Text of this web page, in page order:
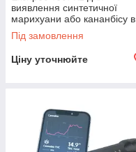
виявлення синтетичної
марихуани або кананбісу в
урині
Під замовлення
Ціну уточнюйте